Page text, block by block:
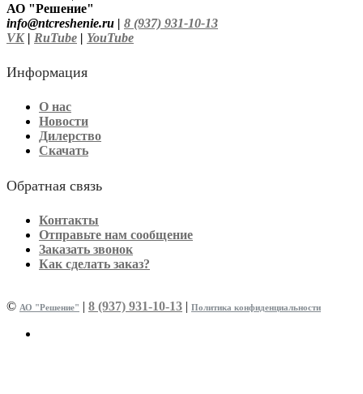
АО "Решение"
info@ntcreshenie.ru | 8 (937) 931-10-13
VK| RuTube | YouTube
Информация
О нас
Новости
Дилерство
Скачать
Обратная связь
Контакты
Отправьте нам сообщение
Заказать звонок
Как сделать заказ?
© АО "Решение" | 8 (937) 931-10-13 | Политика конфиденциальности